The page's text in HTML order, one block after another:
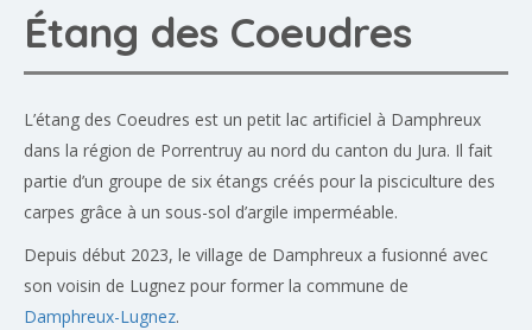
Étang des Coeudres
L’étang des Coeudres est un petit lac artificiel à Damphreux
dans la région de Porrentruy au nord du canton du Jura. Il fait
partie d’un groupe de six étangs créés pour la pisciculture des
carpes grâce à un sous-sol d’argile imperméable.
Depuis début 2023, le village de Damphreux a fusionné avec
son voisin de Lugnez pour former la commune de
Damphreux-Lugnez.